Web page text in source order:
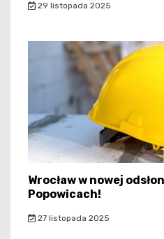
29 listopada 2025
Wrocław w nowej
Popowicach!
27 listopada 2025